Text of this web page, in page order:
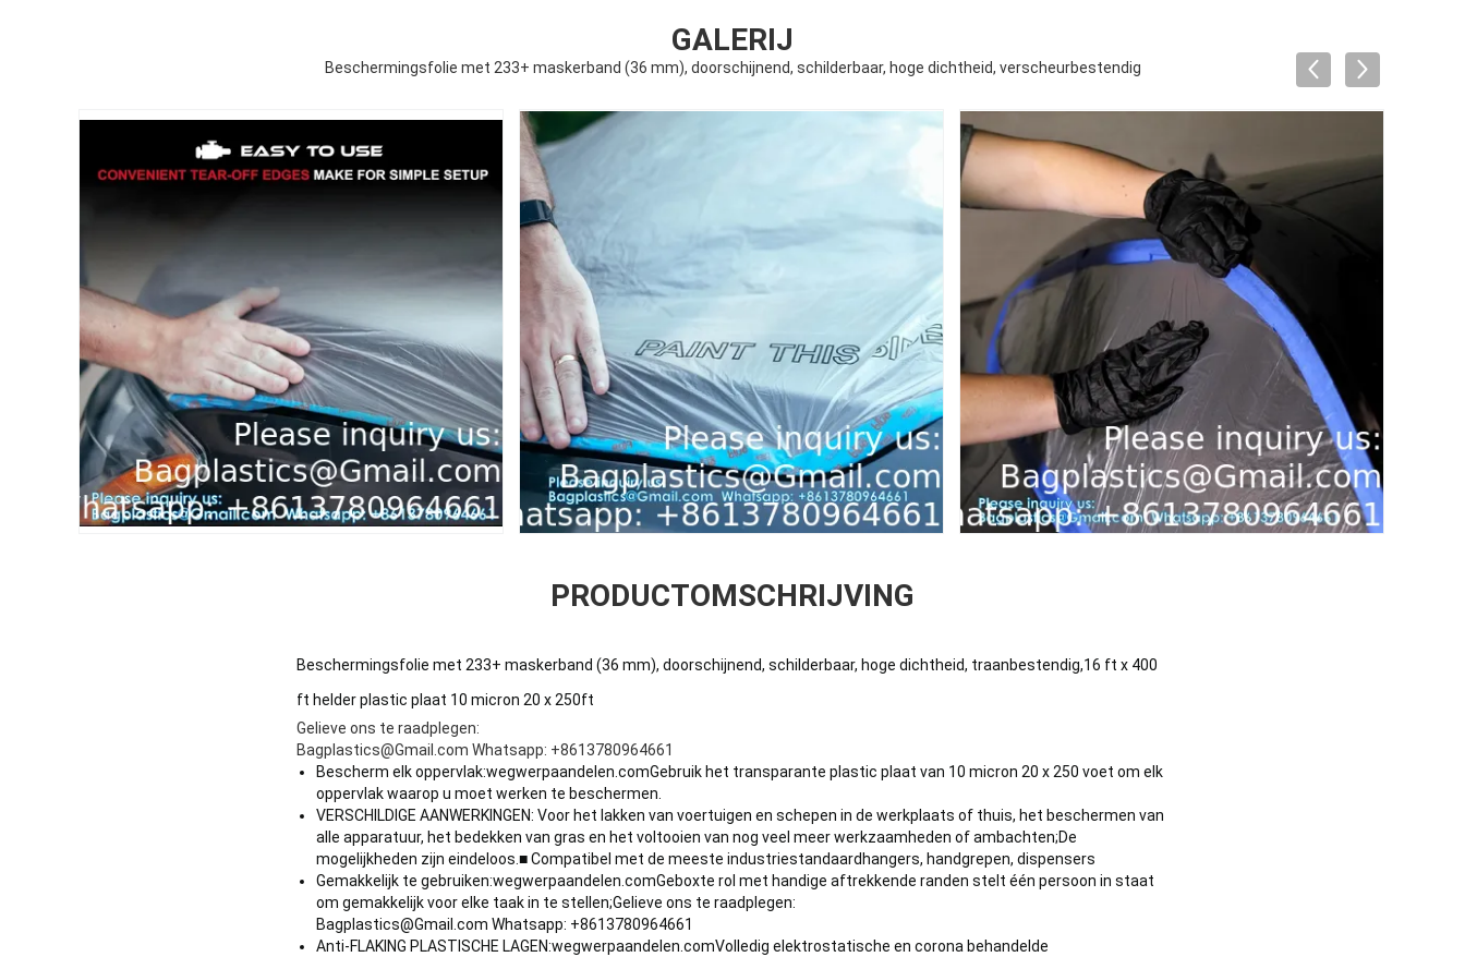
GALERIJ
Beschermingsfolie met 233+ maskerband (36 mm), doorschijnend, schilderbaar, hoge dichtheid, verscheurbestendig
PRODUCTOMSCHRIJVING
Beschermingsfolie met 233+ maskerband (36 mm), doorschijnend, schilderbaar, hoge dichtheid, traanbestendig,16 ft x 400
ft helder plastic plaat 10 micron 20 x 250ft
Gelieve ons te raadplegen:
Bagplastics@Gmail.com Whatsapp: +8613780964661
Bescherm elk oppervlak:wegwerpaandelen.comGebruik het transparante plastic plaat van 10 micron 20 x 250 voet om elk
oppervlak waarop u moet werken te beschermen.
VERSCHILDIGE AANWERKINGEN: Voor het lakken van voertuigen en schepen in de werkplaats of thuis, het beschermen van
alle apparatuur, het bedekken van gras en het voltooien van nog veel meer werkzaamheden of ambachten;De
mogelijkheden zijn eindeloos.■ Compatibel met de meeste industriestandaardhangers, handgrepen, dispensers
Gemakkelijk te gebruiken:wegwerpaandelen.comGeboxte rol met handige aftrekkende randen stelt één persoon in staat
om gemakkelijk voor elke taak in te stellen;Gelieve ons te raadplegen:
Bagplastics@Gmail.com Whatsapp: +8613780964661
Anti-FLAKING PLASTISCHE LAGEN:wegwerpaandelen.comVolledig elektrostatische en corona behandelde